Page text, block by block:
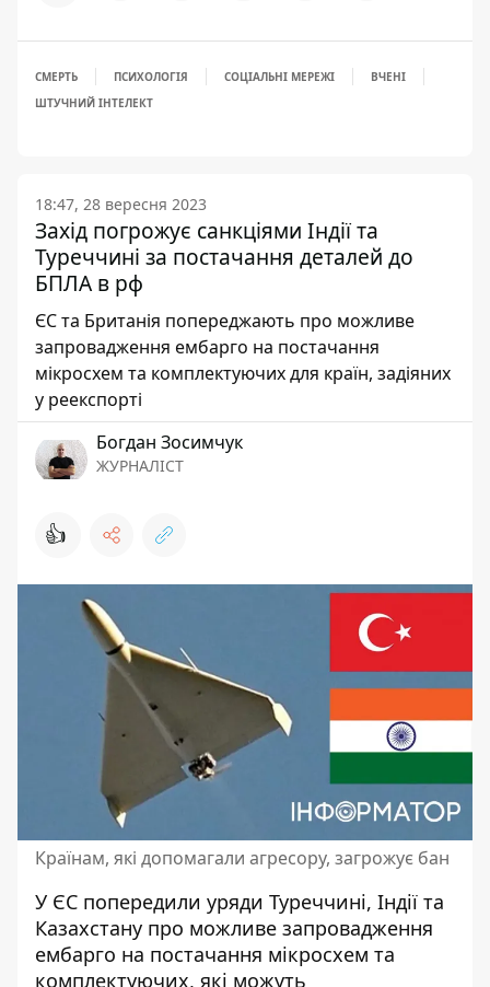
СМЕРТЬ ПСИХОЛОГІЯ СОЦІАЛЬНІ МЕРЕЖІ
ВЧЕНІ
ШТУЧНИЙ ІНТЕЛЕКТ
18:47, 28 вересня 2023
Захід погрожує санкціями Індії та
Туреччині за постачання деталей до
БПЛА в рф
ЄС та Британія попереджають про можливе
запровадження ембарго на постачання
мікросхем та комплектуючих для країн, задіяних
у реекспорті
Богдан Зосимчук
ЖУРНАЛІСТ
👍
Країнам, які допомагали агресору, загрожує бан
У ЄС попередили уряди Туреччині, Індії та
Казахстану про можливе запровадження
ембарго на постачання мікросхем та
комплектуючих, які можуть